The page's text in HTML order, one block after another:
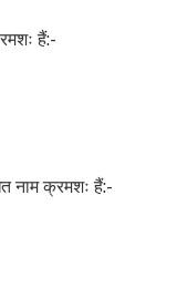
हैं:-
नाम क्रमशः हैं:-